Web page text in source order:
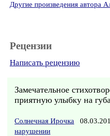
Другие произведения автора
Рецензии
Написать рецензию
Замечательное
приятную улыбку на
Солнечная Ирочка
нарушении